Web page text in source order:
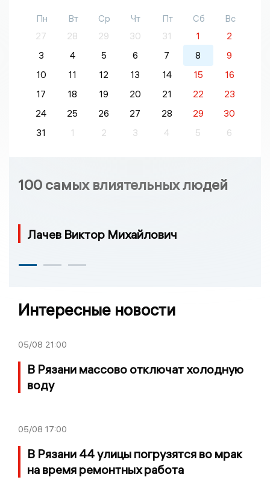
Пн Вт Ср Чт Пт Сб
Вс
27
28 29 30 31 1
2
3
4 5 6 7 8
9
10
11 12 13 14 15
16
17
18 19 20 21 22
23
24
25 26 27 28 29
30
31
1 2 3 4 5 6
100 самых влиятельных людей
Лачев Виктор Михайлович
Интересные новости
05/08 21:00
В Рязани массово отключат холодную
воду
05/08 17:00
В Рязани 44 улицы погрузятся во мрак
на время ремонтных работа